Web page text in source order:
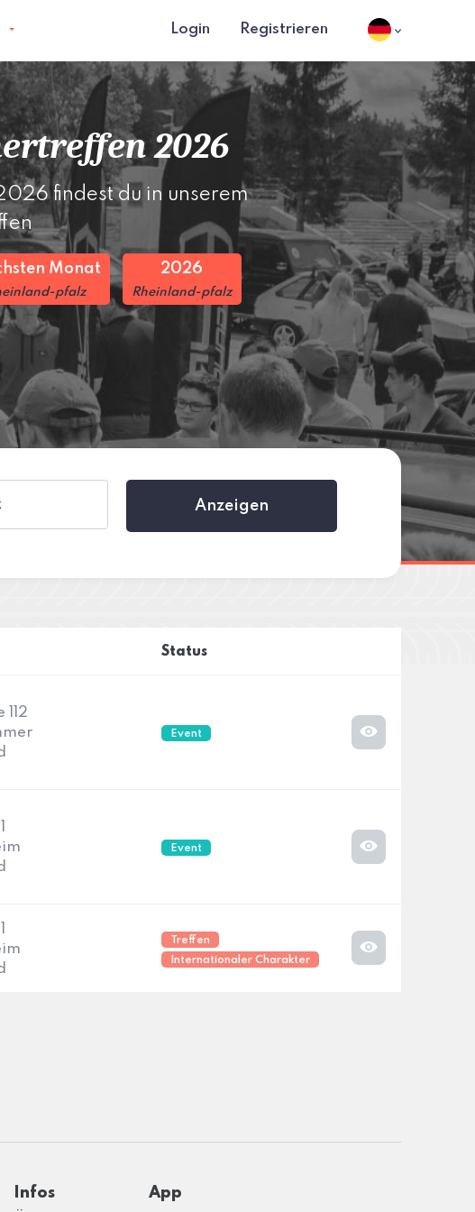
Login Registrieren
2026
findest du in unserem
Monat
pfalz
2026
Rheinland-pfalz
Anzeigen
Status
Event
Event
Treffen
Internationaler Charakter
Infos App